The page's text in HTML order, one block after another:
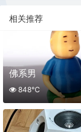
相关推荐
佛系男
848℃